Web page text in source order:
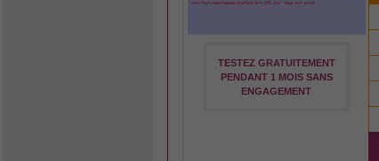
TESTEZ GRATUITEMENT
PENDANT 1 MOIS SANS
ENGAGEMENT